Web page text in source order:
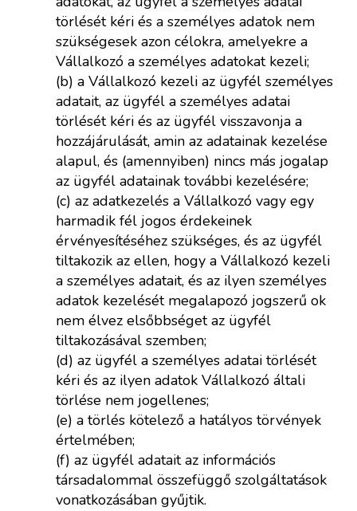
törlését kéri és a személyes adatok nem
szükségesek azon célokra, amelyekre a
Vállalkozó a személyes adatokat kezeli;
(b) a Vállalkozó kezeli az ügyfél személyes
adatait, az ügyfél a személyes adatai
törlését kéri és az ügyfél visszavonja a
hozzájárulását, amin az adatainak kezelése
alapul, és (amennyiben) nincs más jogalap
az ügyfél adatainak további kezelésére;
(c) az adatkezelés a Vállalkozó vagy egy
harmadik fél jogos érdekeinek
érvényesítéséhez szükséges, és az ügyfél
tiltakozik az ellen, hogy a Vállalkozó kezeli
a személyes adatait, és az ilyen személyes
adatok kezelését megalapozó jogszerű ok
nem élvez elsőbbséget az ügyfél
tiltakozásával szemben;
(d) az ügyfél a személyes adatai törlését
kéri és az ilyen adatok Vállalkozó általi
törlése nem jogellenes;
(e) a törlés kötelező a hatályos törvények
értelmében;
(f) az ügyfél adatait az információs
társadalommal összefüggő szolgáltatások
vonatkozásában gyűjtik.